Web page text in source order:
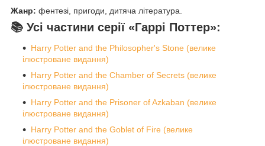
Жанр: фентезі, пригоди, дитяча література.
📚 Усі частини серії «Гаррі Поттер»:
Harry Potter and the Philosopher's Stone (велике
ілюстроване видання)
Harry Potter and the Chamber of Secrets (велике
ілюстроване видання)
Harry Potter and the Prisoner of Azkaban (велике
ілюстроване видання)
Harry Potter and the Goblet of Fire (велике
ілюстроване видання)